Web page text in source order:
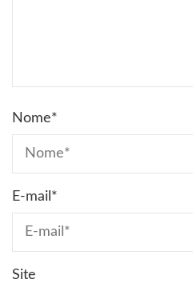
Nome*
E-mail *
Site